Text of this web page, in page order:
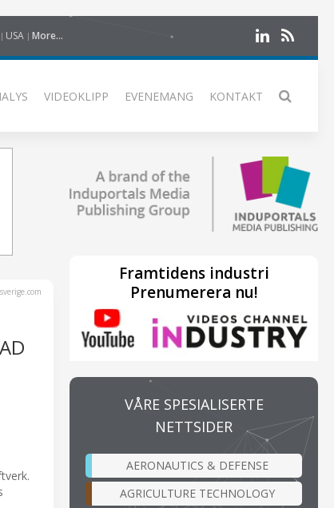
USA More...
VIDEOKLIPP EVENEMANG KONTAKT
Framtidens industri
Prenumerera nu!
VÅRE SPESIALISERTE
NETTSIDER
AERONAUTICS & DEFENSE
AGRICULTURE TECHNOLOGY